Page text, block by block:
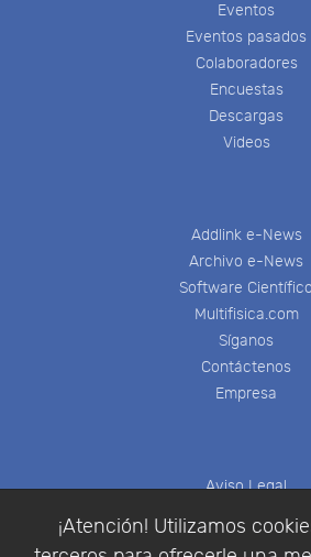
¡Atención! Utilizamos
Eventos
Eventos pasados
Colaboradores
Encuestas
Descargas
Videos
Addlink e-News
Archivo e-News
Software Científico
Multifisica.com
Síganos
Contáctenos
Empresa
Aviso Legal
Política de